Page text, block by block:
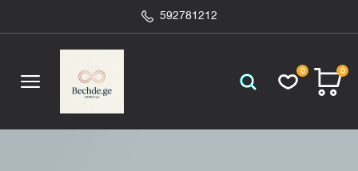
592781212
0 0